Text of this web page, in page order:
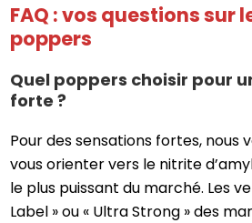
FAQ : vos questions sur
poppers
Quel poppers choisir pour
forte ?
Pour des sensations fortes, nous
vous orienter vers le nitrite
le plus puissant du marché. Les
Label » ou « Ultra Strong » des